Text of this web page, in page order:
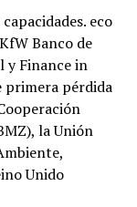
eco
Banco de
y Finance in
primera pérdida
la Unión
Unido